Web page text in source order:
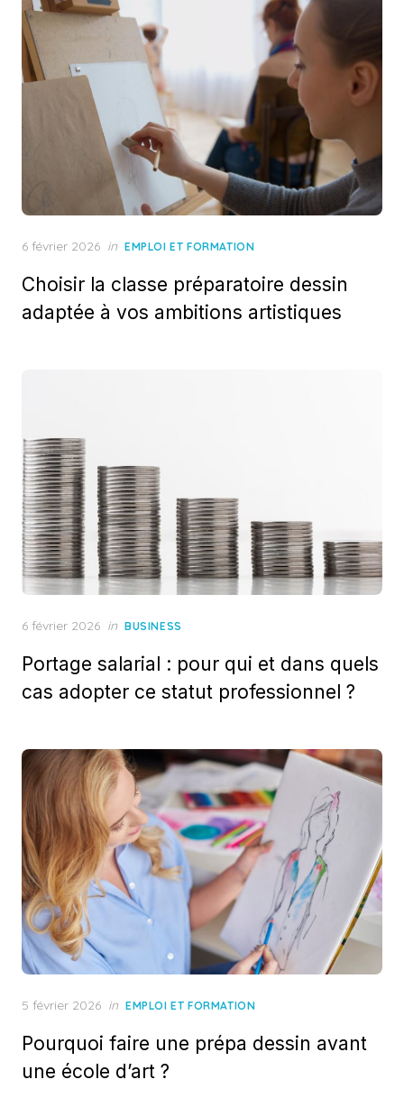
Posted
6 février 2026 in EMPLOI ET FORMATION
Choisir la classe préparatoire dessin
adaptée à vos ambitions artistiques
Posted
6 février 2026 in BUSINESS
Portage salarial : pour qui et dans quels
cas adopter ce statut professionnel ?
Posted
5 février 2026 in EMPLOI ET FORMATION
Pourquoi faire une prépa dessin avant
une école d’art ?